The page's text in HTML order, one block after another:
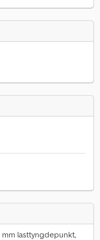
lasttyngdepunkt,